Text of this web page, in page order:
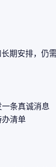
期安排，仍
一条真诚消息
办清单